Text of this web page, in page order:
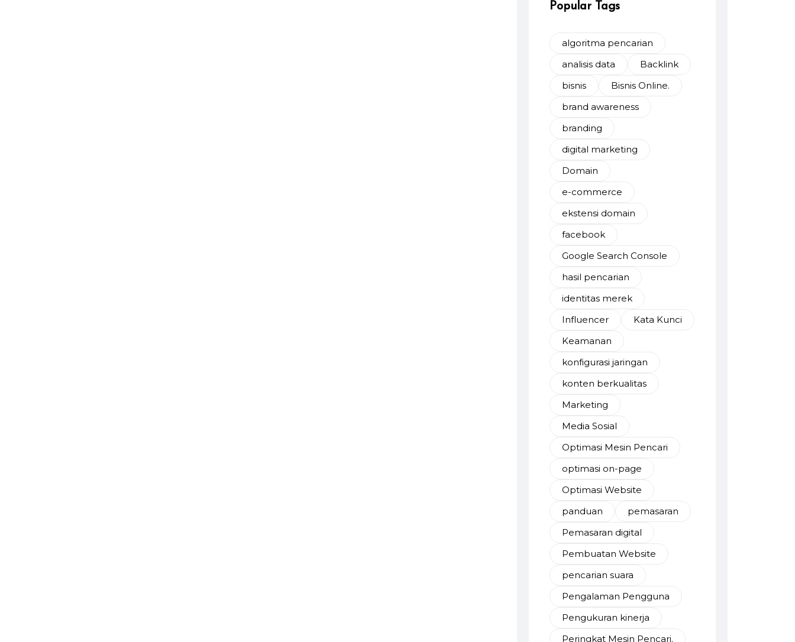
Popular Tags
algoritma pencarian
analisis data
Backlink
bisnis
Bisnis Online.
brand awareness
branding
digital marketing
Domain
e-commerce
ekstensi domain
facebook
Google Search Console
hasil pencarian
identitas merek
Influencer
Kata Kunci
Keamanan
konfigurasi jaringan
konten berkualitas
Marketing
Media Sosial
Optimasi Mesin Pencari
optimasi on-page
Optimasi Website
panduan
pemasaran
Pemasaran digital
Pembuatan Website
pencarian suara
Pengalaman Pengguna
Pengukuran kinerja
Peringkat Mesin Pencari.